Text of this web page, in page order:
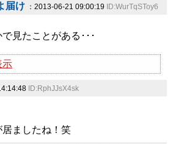
届け ：2013-06-21 09:00:19 ID:WurTqSToy6
見たことがある･･･
示
ID:RphJJsX4sk
ましたね！笑